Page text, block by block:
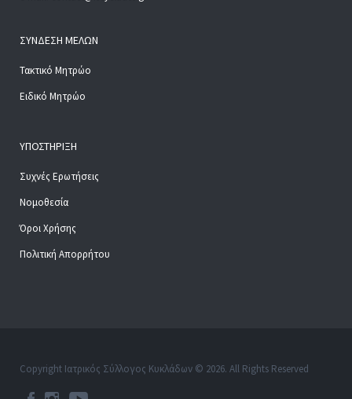
ΣΎΝΔΕΣΗ ΜΕΛΏΝ
Τακτικό Μητρώο
Ειδικό Μητρώο
ΥΠΟΣΤΉΡΙΞΗ
Συχνές Ερωτήσεις
Νομοθεσία
Όροι Χρήσης
Πολιτική Απορρήτου
Copyright Ιατρικός Σύλλογος Κυκλάδων © 2026. All Rights Reserved